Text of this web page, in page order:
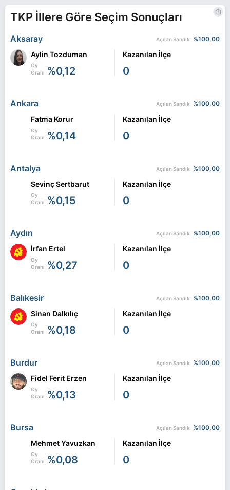
TKP İllere Göre Seçim Sonuçları
Aksaray Açılan Sandık %100,00
Aylin Tozduman
Oy
Oranı %0,12
Kazanılan İlçe
0
Ankara Açılan Sandık %100,00
Fatma Korur
Oy
Oranı %0,14
Kazanılan İlçe
0
Antalya Açılan Sandık %100,00
Sevinç Sertbarut
Oy
Oranı %0,15
Kazanılan İlçe
0
Aydın Açılan Sandık %100,00
İrfan Ertel
Oy
Oranı %0,27
Kazanılan İlçe
0
Balıkesir Açılan Sandık %100,00
Sinan Dalkılıç
Oy
Oranı %0,18
Kazanılan İlçe
0
Burdur Açılan Sandık %100,00
Fidel Ferit Erzen
Oy
Oranı %0,13
Kazanılan İlçe
0
Bursa Açılan Sandık %100,00
Mehmet Yavuzkan
Oy
Oranı %0,08
Kazanılan İlçe
0